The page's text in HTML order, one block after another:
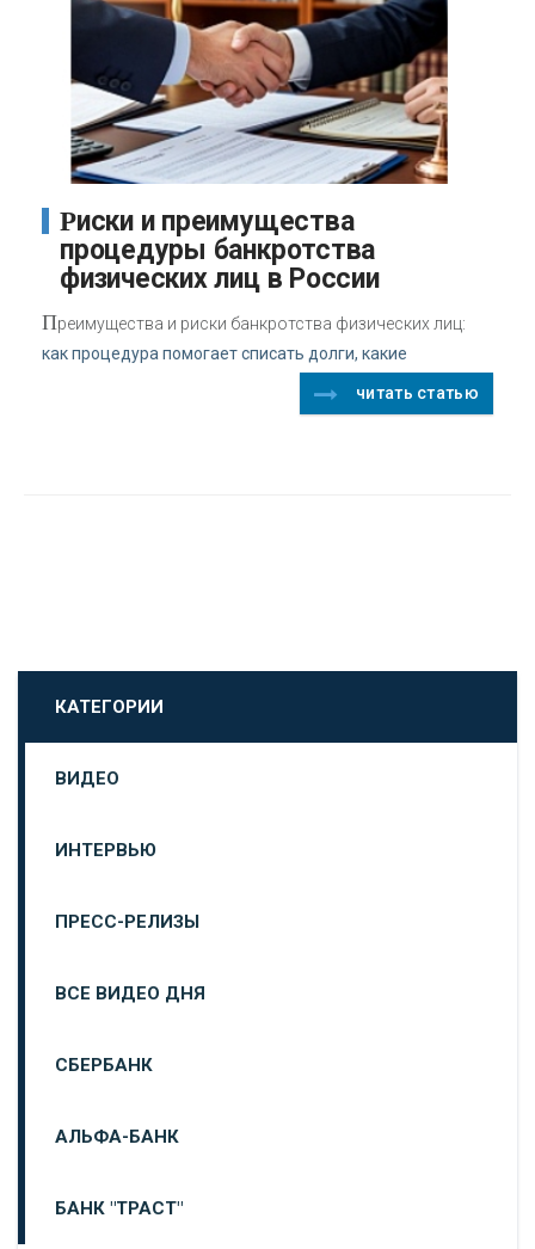
Риски и преимущества
процедуры банкротства
физических лиц в России
Преимущества и риски банкротства физических лиц:
как процедура помогает списать долги, какие
читать статью
КАТЕГОРИИ
ВИДЕО
ИНТЕРВЬЮ
ПРЕСС-РЕЛИЗЫ
ВСЕ ВИДЕО ДНЯ
СБЕРБАНК
АЛЬФА-БАНК
БАНК "ТРАСТ"